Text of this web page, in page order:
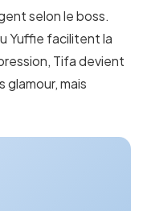
selon le boss.
Yuffie facilitent la
Tifa devient
glamour, mais